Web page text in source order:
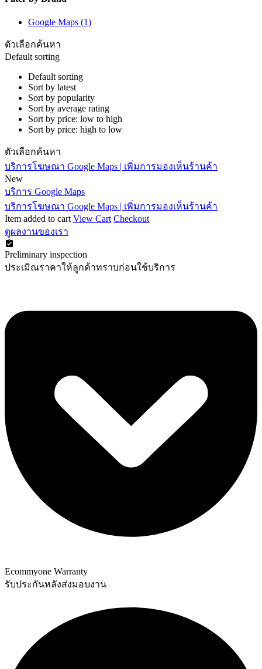
Google Maps (1)
ตัวเลือกค้นหา
Default sorting
Default sorting
Sort by latest
Sort by popularity
Sort by average rating
Sort by price: low to high
Sort by price: high to low
ตัวเลือกค้นหา
บริการโฆษณา Google Maps | เพิ่มการมองเห็นร้านค้า
New
บริการ Google Maps
บริการโฆษณา Google Maps | เพิ่มการมองเห็นร้านค้า
Item added to cart View Cart Checkout
ดูผลงานของเรา
Preliminary inspection
ประเมิณราคาให้ลูกค้าทราบก่อนใช้บริการ
Ecommyone Warranty
รับประกันหลังส่งมอบงาน